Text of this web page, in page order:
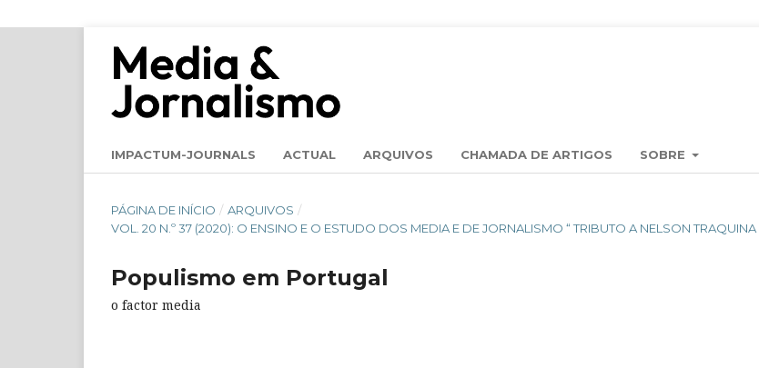
IMPACTUM-JOURNALS ACTUAL ARQUIVOS CHAMADA DE ARTIGOS SOBRE
PÁGINA DE INÍCIO / ARQUIVOS /
VOL. 20 N.º 37 (2020): O ENSINO E O ESTUDO DOS MEDIA E DE JORNALISMO “ TRIBUTO A NELSON TRAQUINA
Populismo em Portugal
o factor media